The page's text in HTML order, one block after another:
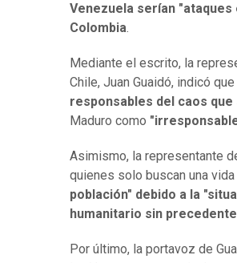
Venezuela serían
Colombia.
Mediante el escrito, la
Chile, Juan Guaidó, indicó que
responsables del caos que
Maduro como
Asimismo, la representante
quienes solo buscan una vida
población" debido a la
humanitario sin
Por último, la portavoz de